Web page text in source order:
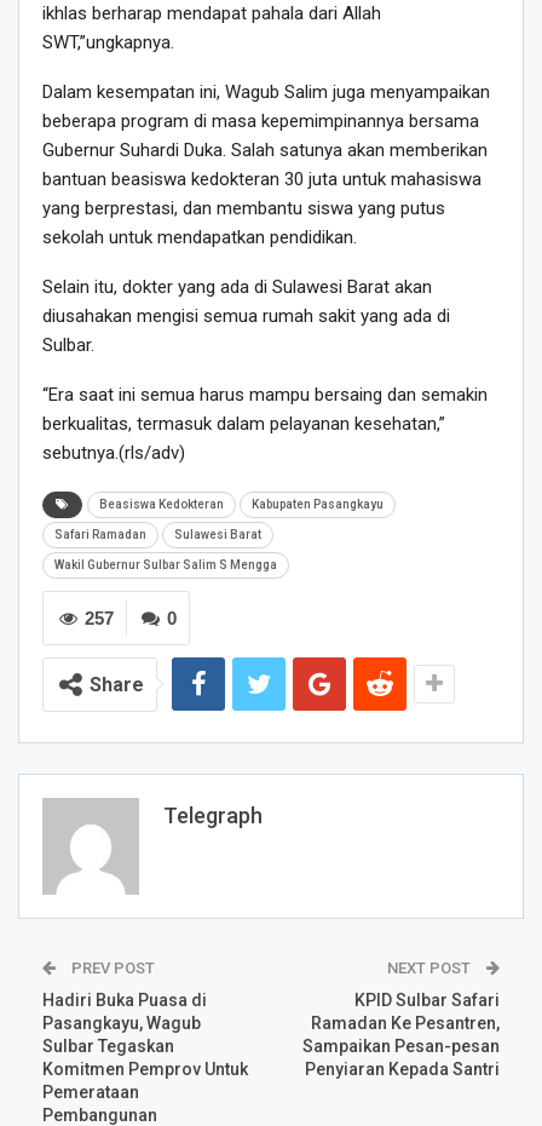
ikhlas berharap mendapat pahala dari Allah
SWT,”ungkapnya.
Dalam kesempatan ini, Wagub Salim juga menyampaikan
beberapa program di masa kepemimpinannya bersama
Gubernur Suhardi Duka. Salah satunya akan memberikan
bantuan beasiswa kedokteran 30 juta untuk mahasiswa
yang berprestasi, dan membantu siswa yang putus
sekolah untuk mendapatkan pendidikan.
Selain itu, dokter yang ada di Sulawesi Barat akan
diusahakan mengisi semua rumah sakit yang ada di
Sulbar.
“Era saat ini semua harus mampu bersaing dan semakin
berkualitas, termasuk dalam pelayanan kesehatan,”
sebutnya.(rls/adv)
Beasiswa Kedokteran Kabupaten Pasangkayu
Safari Ramadan Sulawesi Barat
Wakil Gubernur Sulbar Salim S Mengga
0
257
Share
Telegraph
PREV POST
Hadiri Buka Puasa di
Pasangkayu, Wagub
Sulbar Tegaskan
Komitmen Pemprov Untuk
Pemerataan
Pembangunan
NEXT POST
KPID Sulbar Safari
Ramadan Ke Pesantren,
Sampaikan Pesan-pesan
Penyiaran Kepada Santri